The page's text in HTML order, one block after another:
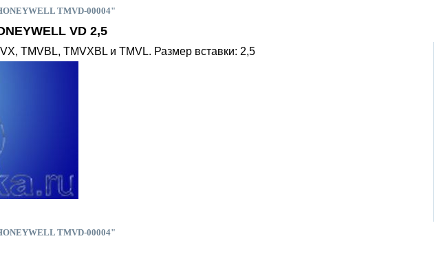
TMVD-00004"
VD 2,5
TMVBL, TMVXBL и TMVL. Размер вставки: 2,5
TMVD-00004"